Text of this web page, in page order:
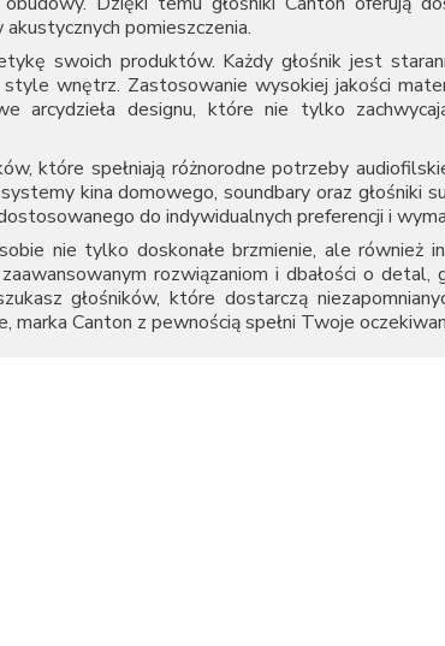
pomieszczenia.
swoich produktów. Każdy głośnik jest
wnętrz. Zastosowanie wysokiej jakości
arcydzieła designu, które nie tylko
które spełniają różnorodne potrzeby
kina domowego, soundbary oraz głośniki
do indywidualnych preferencji i
nie tylko doskonałe brzmienie, ale również
rozwiązaniom i dbałości o detal,
głośników, które dostarczą
Canton z pewnością spełni Twoje